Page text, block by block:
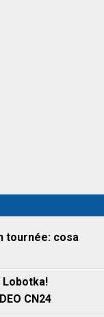
tournée: cosa
Lobotka!
CN24